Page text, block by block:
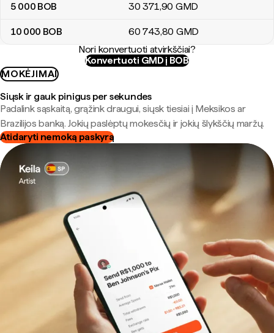
5 000 BOB 30 371,90 GMD
10 000 BOB 60 743,80 GMD
Nori konvertuoti atvirkščiai?
Konvertuoti GMD į BOB
MOKĖJIMAI
Siųsk ir gauk pinigus per sekundes
Padalink sąskaitą, grąžink draugui, siųsk tiesiai į Meksikos ar
Brazilijos banką. Jokių paslėptų mokesčių ir jokių šlykščių maržų.
Atidaryti nemoką paskyrą